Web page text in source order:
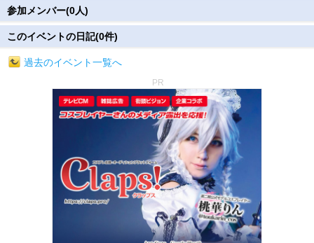
参加メンバー(0人)
このイベントの日記(0件)
過去のイベント一覧へ
PR